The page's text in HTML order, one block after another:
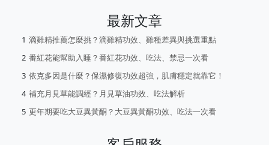
最新文章
滴雞精推薦怎麼挑？滴雞精功效、雞種差異與挑選重點
番紅花能幫助入睡？番紅花功效、吃法、禁忌一次看
依克多因是什麼？保濕修復功效超強，肌膚穩定就靠它！
補充月見草能調經？月見草油功效、吃法解析
更年期要吃大豆異黃酮？大豆異黃酮功效、吃法一次看